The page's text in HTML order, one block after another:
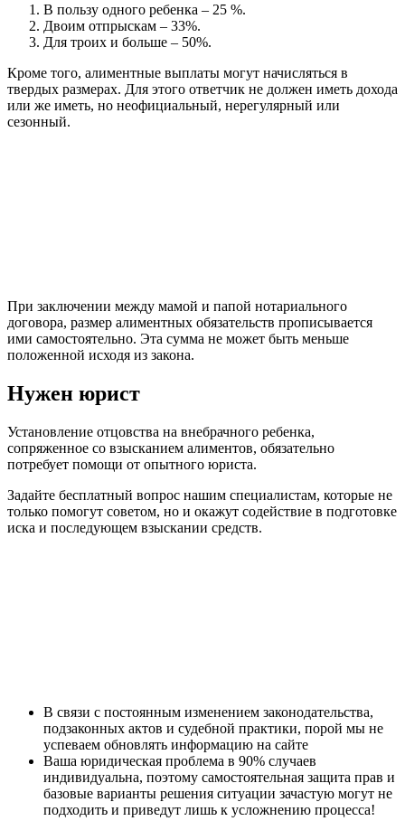
В пользу одного ребенка – 25 %.
Двоим отпрыскам – 33%.
Для троих и больше – 50%.
Кроме того, алиментные выплаты могут начисляться в
твердых размерах. Для этого ответчик не должен иметь дохода
или же иметь, но неофициальный, нерегулярный или
сезонный.
При заключении между мамой и папой нотариального
договора, размер алиментных обязательств прописывается
ими самостоятельно. Эта сумма не может быть меньше
положенной исходя из закона.
Нужен юрист
Установление отцовства на внебрачного ребенка,
сопряженное со взысканием алиментов, обязательно
потребует помощи от опытного юриста.
Задайте бесплатный вопрос нашим специалистам, которые не
только помогут советом, но и окажут содействие в подготовке
иска и последующем взыскании средств.
В связи с постоянным изменением законодательства,
подзаконных актов и судебной практики, порой мы не
успеваем обновлять информацию на сайте
Ваша юридическая проблема в 90% случаев
индивидуальна, поэтому самостоятельная защита прав и
базовые варианты решения ситуации зачастую могут не
подходить и приведут лишь к усложнению процесса!